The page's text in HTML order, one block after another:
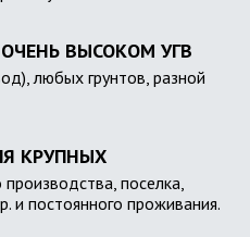
ВЫСОКОМ УГВ
любых грунтов, разной
КРУПНЫХ
поселка,
и постоянного проживания.